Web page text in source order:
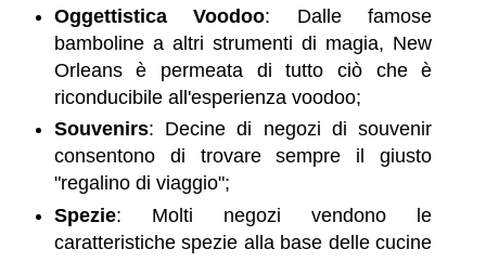
Oggettistica Voodoo: Dalle famose
bamboline a altri strumenti di magia, New
Orleans è permeata di tutto ciò che è
riconducibile all'esperienza voodoo;
Souvenirs: Decine di negozi di souvenir
consentono di trovare sempre il giusto
"regalino di viaggio";
Spezie: Molti negozi vendono le
caratteristiche spezie alla base delle cucine